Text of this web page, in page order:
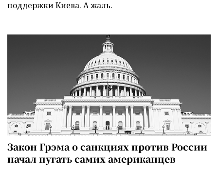
поддержки Киева. А жаль.
Закон Грэма о санкциях против России
начал пугать самих американцев